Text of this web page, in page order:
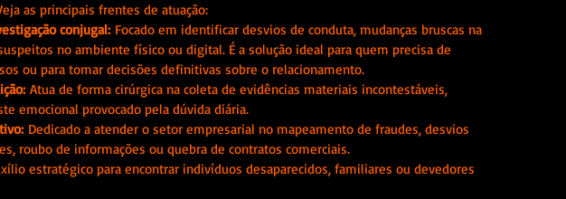
as principais frentes de atuação:
conjugal: Focado em identificar desvios de conduta, mudanças bruscas na
no ambiente físico ou digital. É a solução ideal para quem precisa de
ou para tomar decisões definitivas sobre o relacionamento.
Atua de forma cirúrgica na coleta de evidências materiais incontestáveis,
emocional provocado pela dúvida diária.
Dedicado a atender o setor empresarial no mapeamento de fraudes, desvios
roubo de informações ou quebra de contratos comerciais.
estratégico para encontrar indivíduos desaparecidos, familiares ou devedores